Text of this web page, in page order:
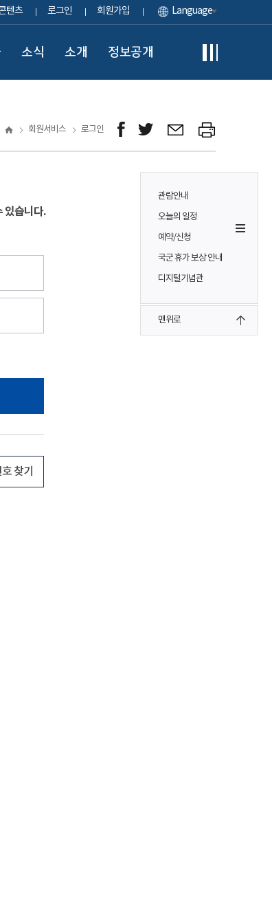
텐츠 로그인 회원가입 Language
소식 소개 정보공개
관람안내
오늘의 일정
예약/신청
국군 휴가 보상 안내
디지털기념관
맨위로
회원서비스 로그인
있습니다.
찾기